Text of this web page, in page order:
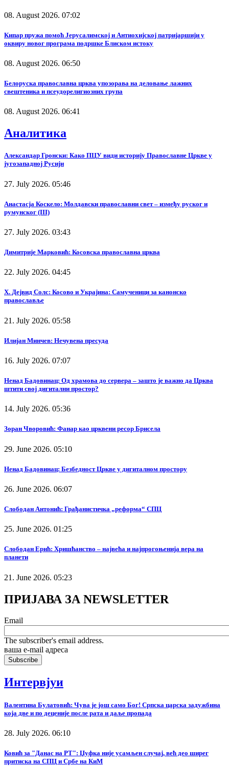
08. August 2026. 07:02
Кипар пружа помоћ Јерусалимској и Антиохијској патријаршији у
оквиру новог програма подршке Блиском истоку
08. August 2026. 06:50
Белоруска православна црква упозорава на деловање лажних
свештеника и псеудорелигиозних група
08. August 2026. 06:41
Аналитика
Александар Гронски: Како ПЦУ види историју Православне Цркве у
југозападној Русији
27. July 2026. 05:46
Анастасја Коскело: Молдавски православни свет – између руског и
румунског (III)
27. July 2026. 03:43
Димитрије Марковић: Косовска православна црква
22. July 2026. 04:45
Х. Дејвид Солс: Косово и Украјина: Самученици за канонско
православље
21. July 2026. 05:58
Илијан Минчев: Нечувена пресуда
16. July 2026. 07:07
Ненад Бадовинац: Од храмова до сервера – зашто је важно да Црква
штити свој дигитални простор?
14. July 2026. 05:36
Зоран Чворовић: Фанар као црквени ресор Брисела
29. June 2026. 05:10
Ненад Бадовинац: Безбедност Цркве у дигиталном простору
26. June 2026. 06:07
Слободан Антонић: Грађанистичка „реформа“ СПЦ
25. June 2026. 01:25
Слободан Ерић: Хришћанство – највећа и најпрогоњенија вера на
планети
21. June 2026. 05:23
ПРИЈАВА ЗА NEWSLETTER
Email
The subscriber's email address.
ваша е-mail адреса
Интервјуи
Валентина Булатовић: Чува је још само Бог! Српска царска задужбина
која две и по деценије после рата и даље пропада
28. July 2026. 06:10
Ковић за "Данас на РТ": Џуфка није усамљен случај, већ део ширег
притиска на СПЦ и Србе на КиМ